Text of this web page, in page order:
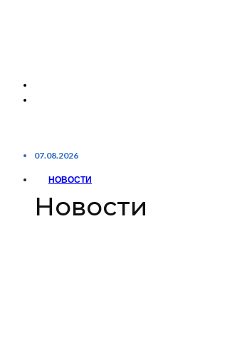
07.08.2026
НОВОСТИ
Новости